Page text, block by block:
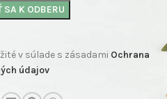
v súlade s zásadami Ochrana
údajov